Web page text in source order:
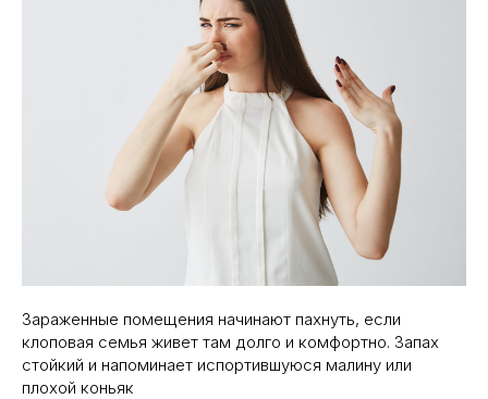
Зараженные помещения начинают пахнуть, если
клоповая семья живет там долго и комфортно. Запах
стойкий и напоминает испортившуюся малину или
плохой коньяк